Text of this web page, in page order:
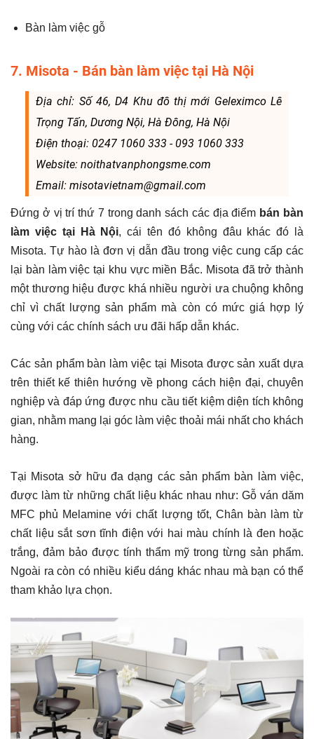
Bàn làm việc gỗ
7. Misota - Bán bàn làm việc tại Hà Nội
Địa chỉ: Số 46, D4 Khu đô thị mới Geleximco Lê
Trọng Tấn, Dương Nội, Hà Đông, Hà Nội
Điện thoại: 0247 1060 333 - 093 1060 333
Website: noithatvanphongsme.com
Email: misotavietnam@gmail.com
Đứng ở vị trí thứ 7 trong danh sách các địa điểm bán bàn
làm việc tại Hà Nội, cái tên đó không đâu khác đó là
Misota. Tự hào là đơn vị dẫn đầu trong việc cung cấp các
lại bàn làm việc tại khu vực miền Bắc. Misota đã trở thành
một thương hiệu được khá nhiều người ưa chuộng không
chỉ vì chất lượng sản phẩm mà còn có mức giá hợp lý
cùng với các chính sách ưu đãi hấp dẫn khác.
Các sản phẩm bàn làm việc tại Misota được sản xuất dựa
trên thiết kế thiên hướng về phong cách hiện đại, chuyên
nghiệp và đáp ứng được nhu cầu tiết kiệm diện tích không
gian, nhằm mang lại góc làm việc thoải mái nhất cho khách
hàng.
Tại Misota sở hữu đa dạng các sản phẩm bàn làm việc,
được làm từ những chất liệu khác nhau như: Gỗ ván dăm
MFC phủ Melamine với chất lượng tốt, Chân bàn làm từ
chất liệu sắt sơn tĩnh điện với hai màu chính là đen hoặc
trắng, đảm bảo được tính thẩm mỹ trong từng sản phẩm.
Ngoài ra còn có nhiều kiểu dáng khác nhau mà bạn có thể
tham khảo lựa chọn.